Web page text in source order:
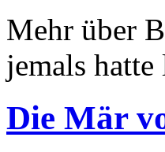
Mehr über
jemals hatte
Die Mär